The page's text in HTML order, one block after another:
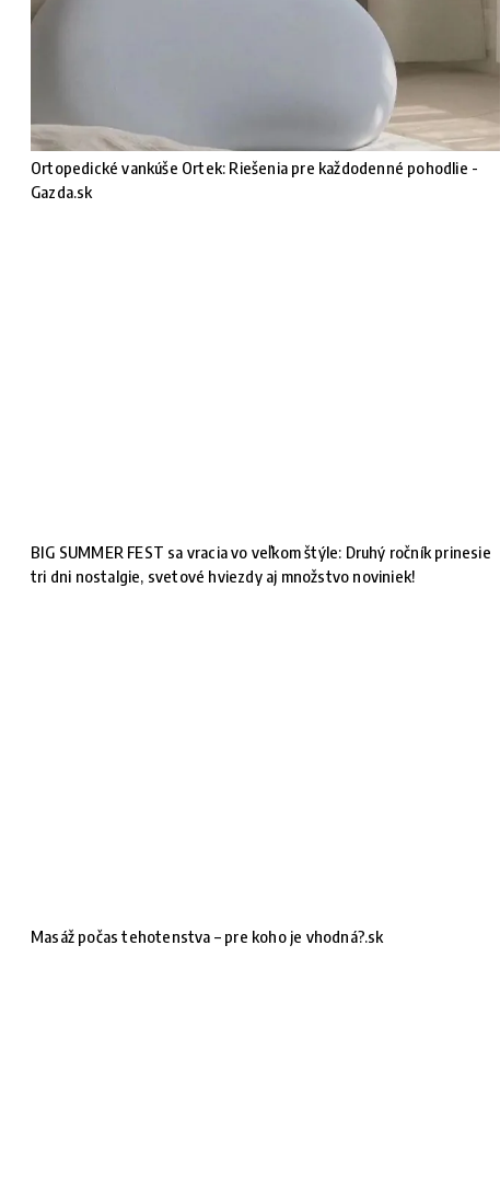
Ortopedické vankúše Ortek: Riešenia pre každodenné pohodlie -
Gazda.sk
BIG SUMMER FEST sa vracia vo veľkom štýle: Druhý ročník prinesie
tri dni nostalgie, svetové hviezdy aj množstvo noviniek!
Masáž počas tehotenstva – pre koho je vhodná?.sk